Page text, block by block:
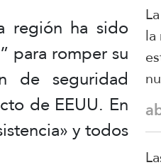
región ha sido
para romper su
de seguridad
de EEUU. En
y todos